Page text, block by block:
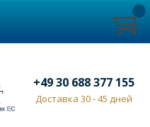
+49 30 688 377 155
Доставка 30 - 45 дней